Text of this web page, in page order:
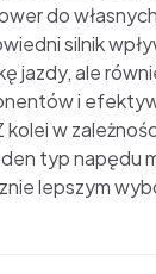
do
silnik
jazdy, ale
i
kolei w
typ napędu
lepszym